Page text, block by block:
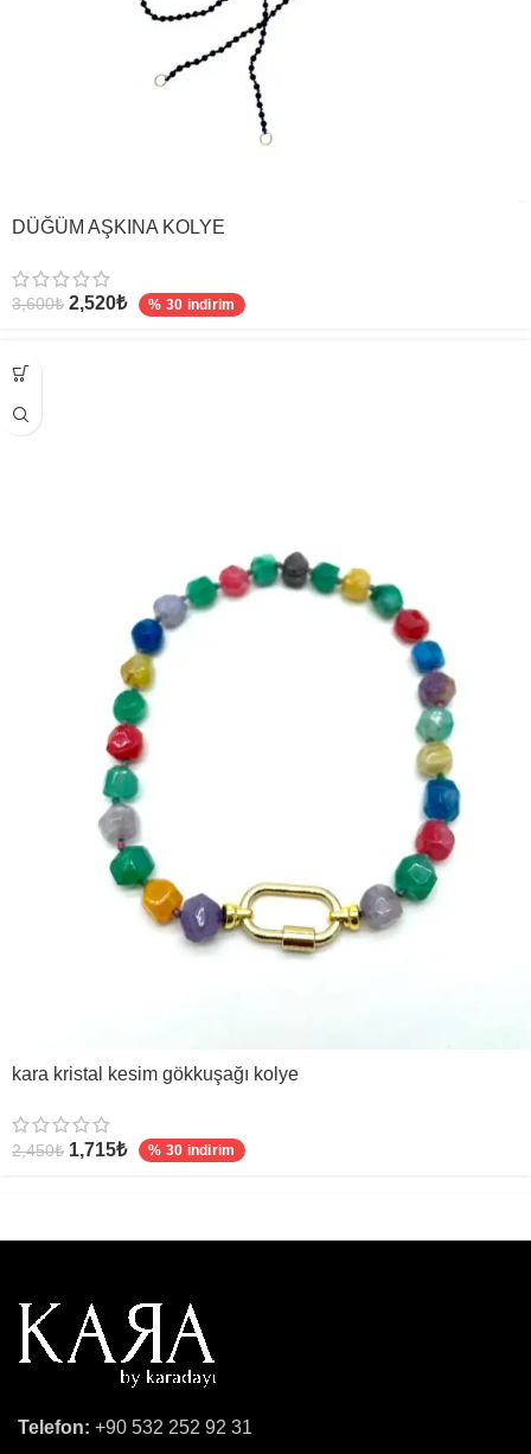
DÜĞÜM AŞKINA KOLYE
3,600₺ 2,520₺ % 30 indirim
kara kristal kesim gökkuşağı kolye
2,450₺ 1,715₺ % 30 indirim
Telefon: +90 532 252 92 31